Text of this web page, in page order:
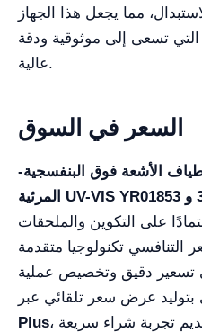
مما يجعل هذا الجهاز
التي تسعى إلى موثوقية ودقة
عالية.
السعر في السوق
الأشعة فوق البنفسجية-
المرئية UV-VIS YR01853 $3,450 و
على التكوين والملحقات
التنافسي تكنولوجيا متقدمة
تسعير دقيق وتخصيص عملية
Plus، وهي منصة مصممة لتقديم تجربة شراء سريعة